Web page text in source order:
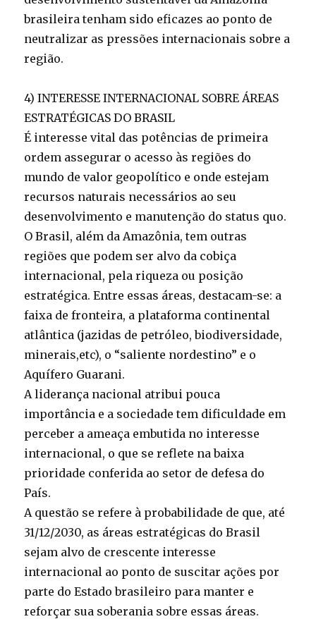
brasileira tenham sido eficazes ao ponto de
neutralizar as pressões internacionais sobre a
região.
4) INTERESSE INTERNACIONAL SOBRE ÁREAS
ESTRATÉGICAS DO BRASIL
É interesse vital das potências de primeira
ordem assegurar o acesso às regiões do
mundo de valor geopolítico e onde estejam
recursos naturais necessários ao seu
desenvolvimento e manutenção do status quo.
O Brasil, além da Amazônia, tem outras
regiões que podem ser alvo da cobiça
internacional, pela riqueza ou posição
estratégica. Entre essas áreas, destacam-se: a
faixa de fronteira, a plataforma continental
atlântica (jazidas de petróleo, biodiversidade,
minerais,etc), o “saliente nordestino” e o
Aquífero Guarani.
A liderança nacional atribui pouca
importância e a sociedade tem dificuldade em
perceber a ameaça embutida no interesse
internacional, o que se reflete na baixa
prioridade conferida ao setor de defesa do
País.
A questão se refere à probabilidade de que, até
31/12/2030, as áreas estratégicas do Brasil
sejam alvo de crescente interesse
internacional ao ponto de suscitar ações por
parte do Estado brasileiro para manter e
reforçar sua soberania sobre essas áreas.